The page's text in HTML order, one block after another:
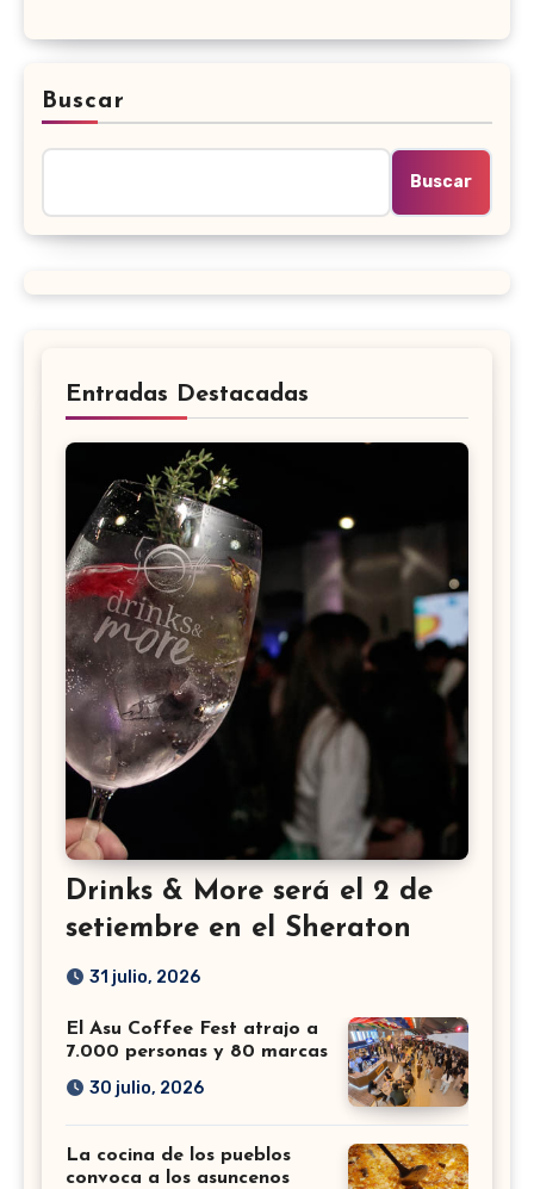
Buscar
Buscar
Entradas Destacadas
Drinks & More será el 2 de
setiembre en el Sheraton
31 julio, 2026
El Asu Coffee Fest atrajo a
7.000 personas y 80 marcas
30 julio, 2026
La cocina de los pueblos
convoca a los asuncenos